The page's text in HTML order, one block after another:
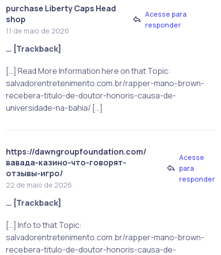
purchase Liberty Caps Head
shop
11 de maio de 2026
Acesse para
responder
… [Trackback]
[…] Read More Information here on that Topic:
salvadorentretenimento.com.br/rapper-mano-brown-
recebera-titulo-de-doutor-honoris-causa-de-
universidade-na-bahia/ […]
https://dawngroupfoundation.com/
вавада-казино-что-говорят-
отзывы-игро/
22 de maio de 2026
Acesse
para
responder
… [Trackback]
[…] Info to that Topic:
salvadorentretenimento.com.br/rapper-mano-brown-
recebera-titulo-de-doutor-honoris-causa-de-